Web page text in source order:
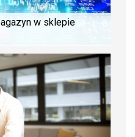
w sklepie